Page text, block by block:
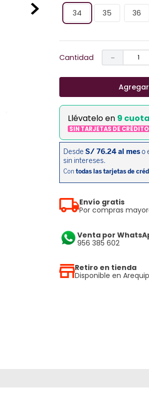
34 35 36
Cantidad －
Llévatelo en 9
SIN TARJETAS DE CRÉDITO
Envío gratis
Por compras
Venta por
956 385 602
Retiro en tienda
Disponible en